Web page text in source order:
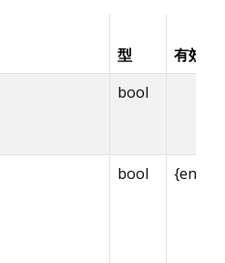
型
有効化
bool
bool